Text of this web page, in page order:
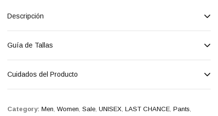
Descripción
Guía de Tallas
Cuidados del Producto
Category: Men Women Sale UNISEX LAST CHANCE Pants